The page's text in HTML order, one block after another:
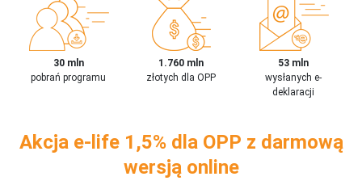
30 mln
pobrań programu
1.760 mln
złotych dla OPP
53 mln
wysłanych e-
deklaracji
Akcja e-life 1,5% dla OPP z darmową
wersją online